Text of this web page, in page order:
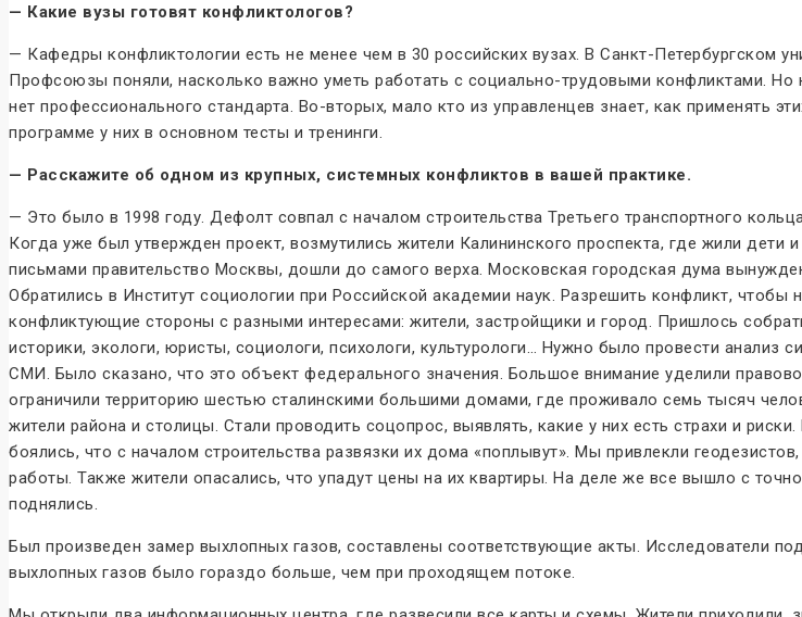
— Какие вузы готовят конфликтологов?
— Кафедры конфликтологии есть не менее чем в 30 российских вузах. В Санкт-Петербургском
Профсоюзы поняли, насколько важно уметь работать с социально-трудовыми конфликтами. Но
нет профессионального стандарта. Во-вторых, мало кто из управленцев знает, как применять
программе у них в основном тесты и тренинги.
— Расскажите об одном из крупных, системных конфликтов в вашей практике.
— Это было в 1998 году. Дефолт совпал с началом строительства Третьего транспортного
Когда уже был утвержден проект, возмутились жители Калининского проспекта, где жили дети
письмами правительство Москвы, дошли до самого верха. Московская городская дума
Обратились в Институт социологии при Российской академии наук. Разрешить конфликт,
конфликтующие стороны с разными интересами: жители, застройщики и город. Пришлось
историки, экологи, юристы, социологи, психологи, культурологи… Нужно было провести
СМИ. Было сказано, что это объект федерального значения. Большое внимание уделили
ограничили территорию шестью сталинскими большими домами, где проживало семь тысяч
жители района и столицы. Стали проводить соцопрос, выявлять, какие у них есть страхи и
боялись, что с началом строительства развязки их дома «поплывут». Мы привлекли
работы. Также жители опасались, что упадут цены на их квартиры. На деле же все вышло с
поднялись.
Был произведен замер выхлопных газов, составлены соответствующие акты. Исследователи
выхлопных газов было гораздо больше, чем при проходящем потоке.